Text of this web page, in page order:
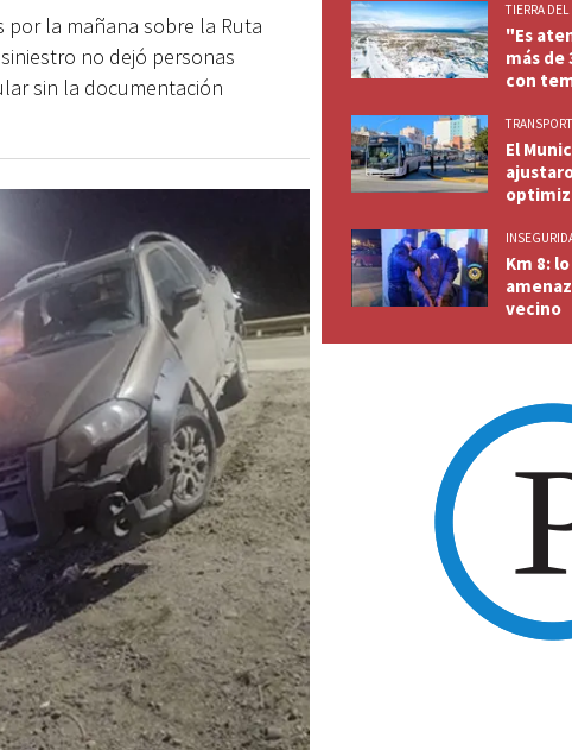
la mañana sobre la Ruta
no dejó personas
sin la documentación
TIERRA
"Es
más de
con
El
Km 8:
vecino